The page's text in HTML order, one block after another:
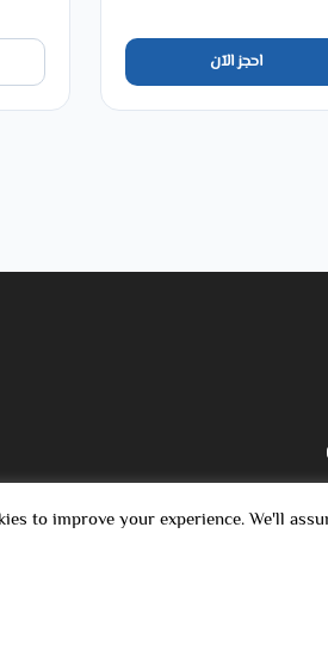
احجز الآن
to improve your experience. We'll